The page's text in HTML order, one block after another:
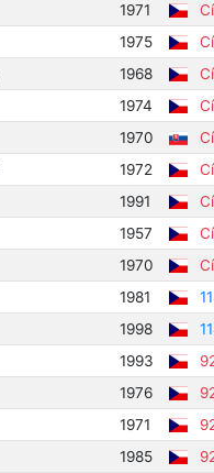
1971
1975
1968
1974
1970
1972
1991
1957
1970
1981
1998
1993
1976
1971
1985